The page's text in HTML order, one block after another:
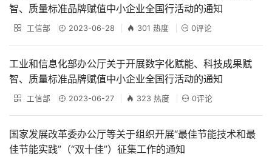
智、质量标准品牌赋值中小企业全国行活动的通知
工信部 2023-06-28 301 热度 0评论
工业和信息化部办公厅关于开展数字化赋能、科技成果赋
智、质量标准品牌赋值中小企业全国行活动的通知
工信部 2023-06-27 323 热度 0评论
国家发展改革委办公厅等关于组织开展“最佳节能技术和最
佳节能实践”（“双十佳”）征集工作的通知